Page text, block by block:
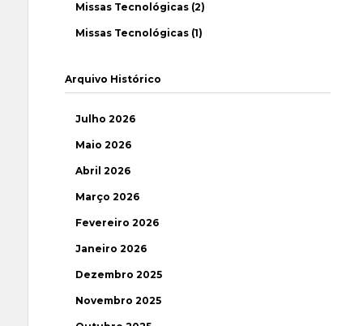
Missas Tecnológicas (2)
Missas Tecnológicas (1)
Arquivo Histórico
Julho 2026
Maio 2026
Abril 2026
Março 2026
Fevereiro 2026
Janeiro 2026
Dezembro 2025
Novembro 2025